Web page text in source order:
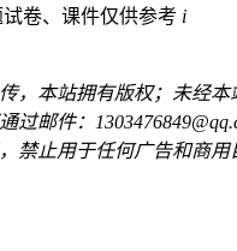
卷、课件仅供参考 i
，本站拥有版权；未经
过邮件：
禁止用于任何广告和商用